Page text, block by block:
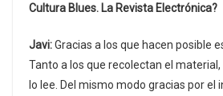
Cultura Blues. La Revista Electrónica?
Javi:Gracias a los que hacen posible
Tanto a los que recolectan el
lo lee. Del mismo modo gracias por el